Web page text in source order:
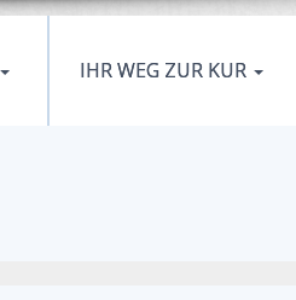
IHR WEG ZUR KUR